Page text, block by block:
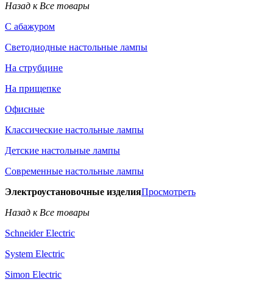
Назад к Все товары
С абажуром
Светодиодные настольные лампы
На струбцине
На прищепке
Офисные
Классические настольные лампы
Детские настольные лампы
Современные настольные лампы
Электроустановочные изделияПросмотреть
Назад к Все товары
Schneider Electric
System Electric
Simon Electric